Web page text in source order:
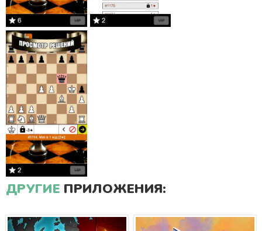
ДРУГИЕ ПРИЛОЖЕНИЯ: